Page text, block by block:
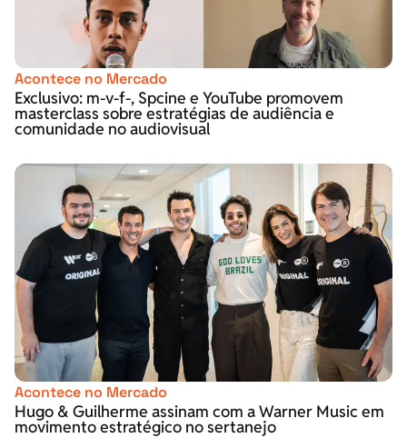
Acontece no Mercado
Exclusivo: m-v-f-, Spcine e YouTube promovem
masterclass sobre estratégias de audiência e
comunidade no audiovisual
Acontece no Mercado
Hugo & Guilherme assinam com a Warner Music em
movimento estratégico no sertanejo